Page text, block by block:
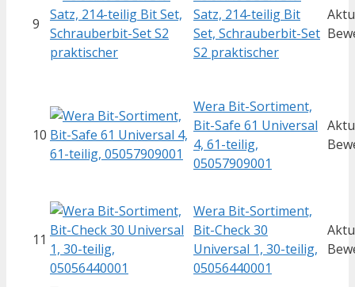
9
Satz, 214-teilig Bit
Set, Schrauberbit-Set
S2 praktischer
10
Wera Bit-Sortiment,
Bit-Safe 61 Universal
4, 61-teilig,
05057909001
11
Wera Bit-Sortiment,
Bit-Check 30
Universal 1, 30-teilig,
05056440001